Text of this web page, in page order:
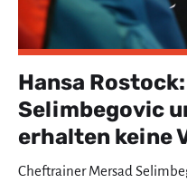
Hansa
Selimbegovic
erhalten keine
Cheftrainer Mersad